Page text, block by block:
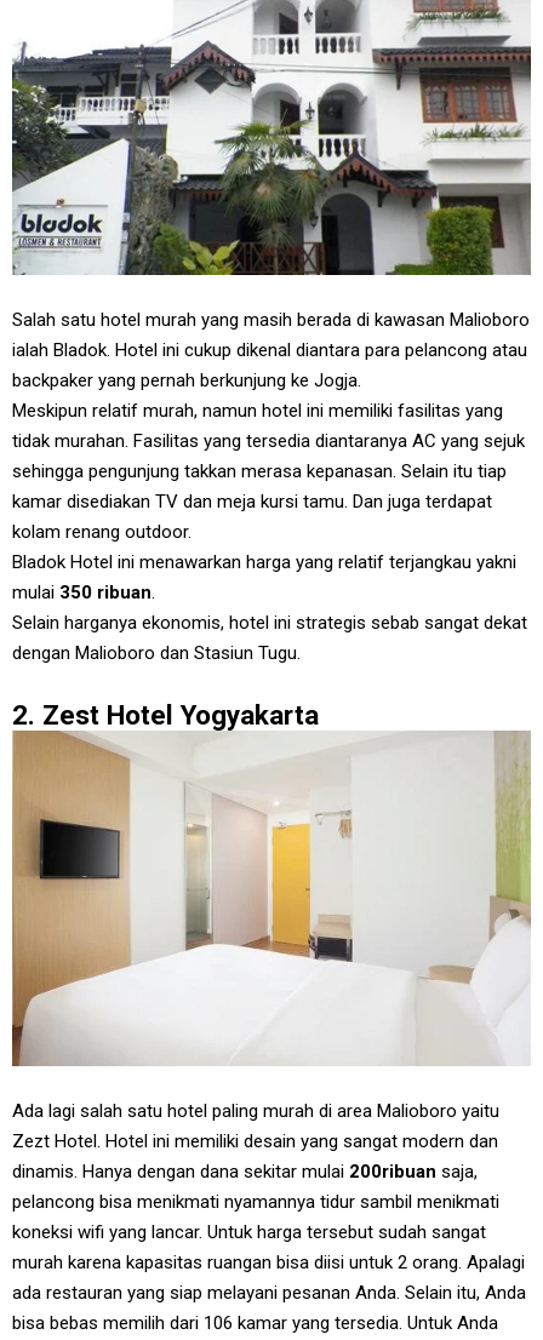
Salah satu hotel murah yang masih berada di kawasan Malioboro
ialah Bladok. Hotel ini cukup dikenal diantara para pelancong atau
backpaker yang pernah berkunjung ke Jogja.
Meskipun relatif murah, namun hotel ini memiliki fasilitas yang
tidak murahan. Fasilitas yang tersedia diantaranya AC yang sejuk
sehingga pengunjung takkan merasa kepanasan. Selain itu tiap
kamar disediakan TV dan meja kursi tamu. Dan juga terdapat
kolam renang outdoor.
Bladok Hotel ini menawarkan harga yang relatif terjangkau yakni
mulai 350 ribuan
Selain harganya ekonomis, hotel ini strategis sebab sangat dekat
dengan Malioboro dan Stasiun Tugu.
2. Zest Hotel Yogyakarta
Ada lagi salah satu hotel paling murah di area Malioboro yaitu
Zezt Hotel. Hotel ini memiliki desain yang sangat modern dan
dinamis. Hanya dengan dana sekitar mulai 200ribuan saja,
pelancong bisa menikmati nyamannya tidur sambil menikmati
koneksi wifi yang lancar. Untuk harga tersebut sudah sangat
murah karena kapasitas ruangan bisa diisi untuk 2 orang. Apalagi
ada restauran yang siap melayani pesanan Anda. Selain itu, Anda
bisa bebas memilih dari 106 kamar yang tersedia. Untuk Anda